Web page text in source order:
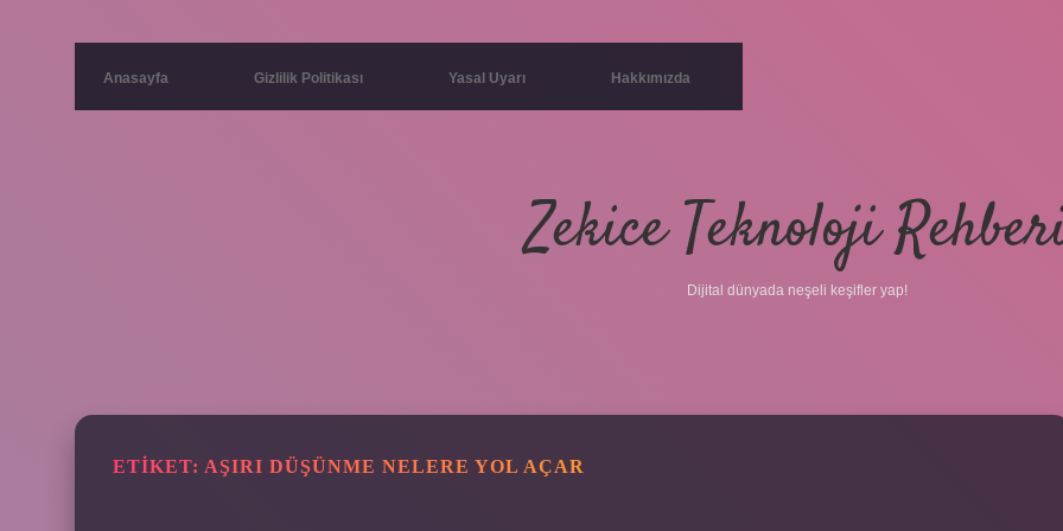
Anasayfa Gizlilik Politikası Yasal Uyarı Hakkımızda
Zekice Teknoloji
Dijital dünyada neşeli keşifler yap!
ETIKET: AŞIRI DÜŞÜNME NELERE YOL AÇAR